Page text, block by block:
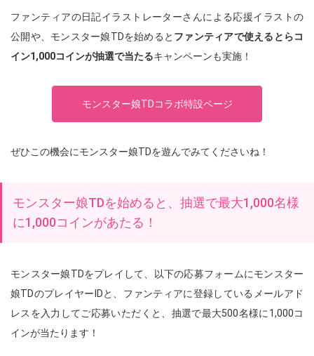
ファンティアの日記イラストレーターさんによる応援イラストの
公開や、モンスター娘TDを始めると ファンティアで使えるとらコ
イン1,000コインが抽選で当たるキャンペーンも実施！
モンスター娘TDコラボ特設ページ
ぜひこの機会にモンスター娘TDを遊んでみてくださいね！
モンスター娘TDを始めると、抽選で最大1,000名様
に1,000コインがあたる！
モンスター娘TDをプレイして、以下の応募フォームにモンスター
娘TDのプレイヤーIDと、ファンティアに登録しているメールアド
レスを入力してご応募いただくと、抽選で最大500名様に1,000コ
インが当たります！